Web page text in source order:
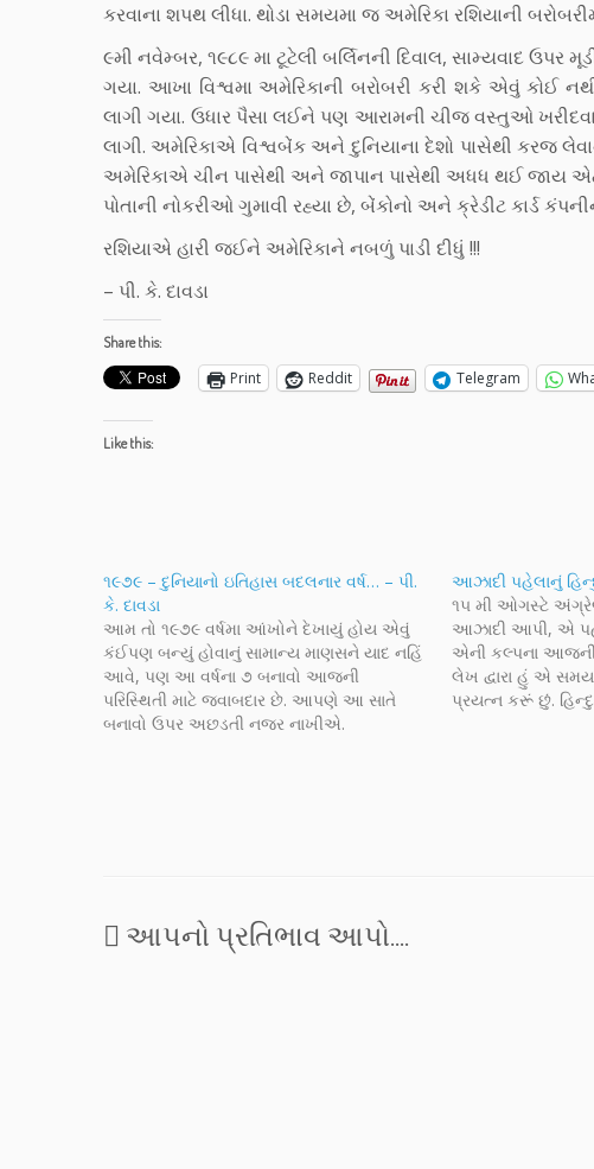
કરવાના શપથ લીધા. થોડા સમયમા જ અમેરિકા રશિયાની
૯મી નવેમ્બર, ૧૯૮૯ મા ટૂટેલી બર્લિનની દિવાલ, સામ્યવાદ ઉપર
ગયા. આખા વિશ્વમા અમેરિકાની બરોબરી કરી શકે એવું કોઈ
લાગી ગયા. ઉધાર પૈસા લઈને પણ આરામની ચીજ વસ્તુઓ ખરીદવા
લાગી. અમેરિકાએ વિશ્વબેંક અને દુનિયાના દેશો પાસેથી કરજ
અમેરિકાએ ચીન પાસેથી અને જાપાન પાસેથી અધધ થઈ જાય
પોતાની નોકરીઓ ગુમાવી રહ્યા છે, બેંકોનો અને ક્રેડીટ કાર્ડ
રશિયાએ હારી જઈને અમેરિકાને નબળું પાડી દીધું !!!
– પી. કે. દાવડા
Share this:
Print Reddit Telegram
Like this:
૧૯૭૯ – દુનિયાનો ઇતિહાસ બદલનાર વર્ષ… – પી.
કે. દાવડા
આમ તો ૧૯૭૯ વર્ષમા આંખોને દેખાયું હોય એવું
કંઈપણ બન્યું હોવાનું સામાન્ય માણસને યાદ નહિં
આવે, પણ આ વર્ષના ૭ બનાવો આજની
પરિસ્થિતી માટે જવાબદાર છે. આપણે આ સાતે
બનાવો ઉપર અછડતી નજર નાખીએ.
આઝાદી પહેલાનું
૧૫ મી ઓગસ્ટે
આઝાદી આપી, એ
એની કલ્પના આજની
લેખ દ્વારા હું એ
પ્રયત્ન કરૂં છું.
આપનો પ્રતિભાવ આપો....